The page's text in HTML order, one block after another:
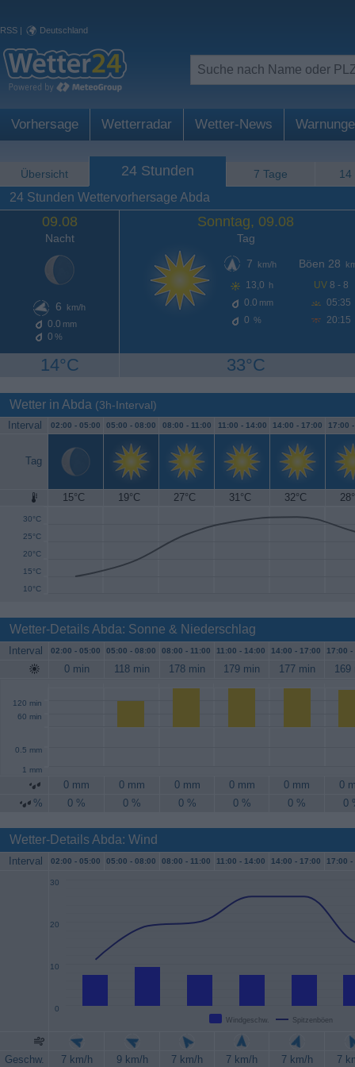
RSS | Deutschland
Vorhersage Wetterradar Wetter-News
Übersicht 24 Stunden 7 Tage 14
24 Stunden Wettervorhersage Abda
09.08
Nacht
6 km/h
0.0 mm
0 %
14°C
Sonntag, 09.08
Tag
7
km/h
13,0 h
0.0 mm
0 %
Böen 28
UV 8 - 8
05:35
20:15
33°C
Wetter in Abda (3h-Interval)
Interval 02:00 - 05:00 05:00 - 08:00 08:00 - 11:00 11:00 - 14:00 14:00 - 17:00 17:00
Tag
15°C 19°C 27°C 31°C 32°C
10°C
15°C
20°C
25°C
30°C
35°C
Wetter-Details Abda: Sonne & Niederschlag
Interval 02:00 - 05:00 05:00 - 08:00 08:00 - 11:00 11:00 - 14:00 14:00 - 17:00 17:00 -
0 min 118 min 178 min 179 min 177 min 169
60 min
120 min
0.5 mm
1 mm
0 mm 0 mm 0 mm 0 mm 0 mm
0
%
0 % 0 % 0 % 0 % 0 % 0
Wetter-Details Abda: Wind
Interval 02:00 - 05:00 05:00 - 08:00 08:00 - 11:00 11:00 - 14:00 14:00 - 17:00 17:00 -
Windgeschw. Spitzenböen
0
10
20
30
Geschw. 7 km/h 9 km/h 7 km/h 7 km/h 7 km/h
7